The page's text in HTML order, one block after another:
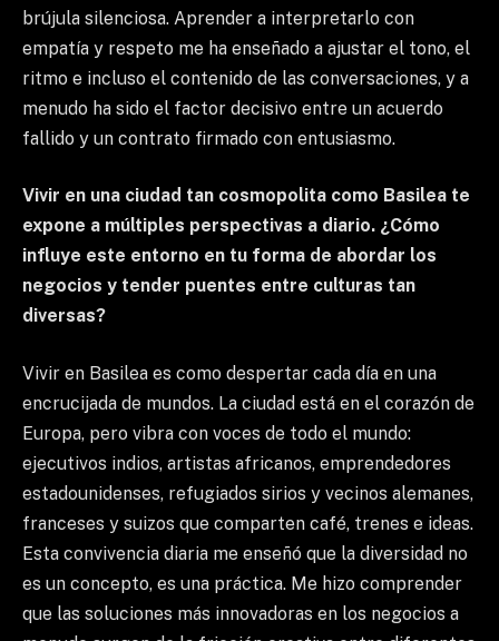
brújula silenciosa. Aprender a interpretarlo con
empatía y respeto me ha enseñado a ajustar el tono, el
ritmo e incluso el contenido de las conversaciones, y a
menudo ha sido el factor decisivo entre un acuerdo
fallido y un contrato firmado con entusiasmo.
Vivir en una ciudad tan cosmopolita como Basilea te
expone a múltiples perspectivas a diario. ¿Cómo
influye este entorno en tu forma de abordar los
negocios y tender puentes entre culturas tan
diversas?
Vivir en Basilea es como despertar cada día en una
encrucijada de mundos. La ciudad está en el corazón de
Europa, pero vibra con voces de todo el mundo:
ejecutivos indios, artistas africanos, emprendedores
estadounidenses, refugiados sirios y vecinos alemanes,
franceses y suizos que comparten café, trenes e ideas.
Esta convivencia diaria me enseñó que la diversidad no
es un concepto, es una práctica. Me hizo comprender
que las soluciones más innovadoras en los negocios a